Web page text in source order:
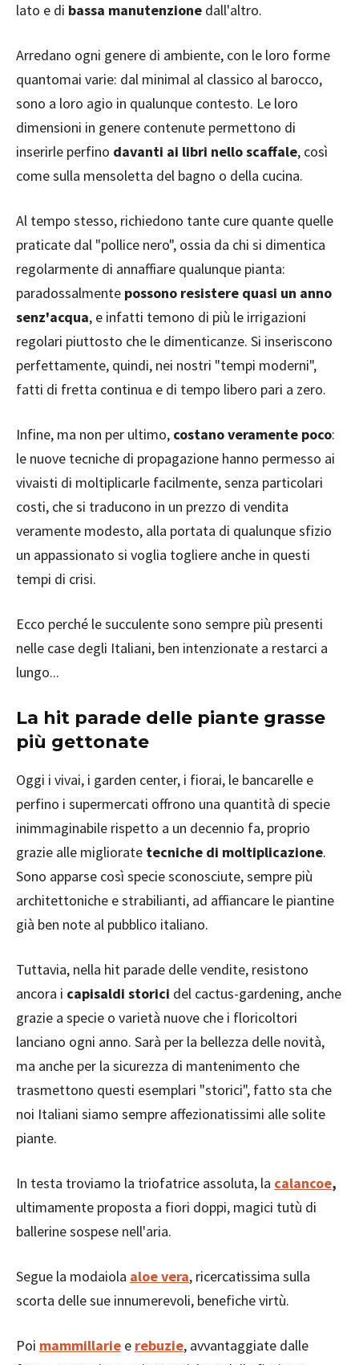
lato e di bassa manutenzione dall'altro.
Arredano ogni genere di ambiente, con le loro forme
quantomai varie: dal minimal al classico al barocco,
sono a loro agio in qualunque contesto. Le loro
dimensioni in genere contenute permettono di
inserirle perfino davanti ai libri nello scaffale, così
come sulla mensoletta del bagno o della cucina.
Al tempo stesso, richiedono tante cure quante quelle
praticate dal "pollice nero", ossia da chi si dimentica
regolarmente di annaffiare qualunque pianta:
paradossalmente possono resistere quasi un anno
senz'acqua, e infatti temono di più le irrigazioni
regolari piuttosto che le dimenticanze. Si inseriscono
perfettamente, quindi, nei nostri "tempi moderni",
fatti di fretta continua e di tempo libero pari a zero.
Infine, ma non per ultimo, costano veramente poco:
le nuove tecniche di propagazione hanno permesso ai
vivaisti di moltiplicarle facilmente, senza particolari
costi, che si traducono in un prezzo di vendita
veramente modesto, alla portata di qualunque sfizio
un appassionato si voglia togliere anche in questi
tempi di crisi.
Ecco perché le succulente sono sempre più presenti
nelle case degli Italiani, ben intenzionate a restarci a
lungo...
La hit parade delle piante grasse
più gettonate
Oggi i vivai, i garden center, i fiorai, le bancarelle e
perfino i supermercati offrono una quantità di specie
inimmaginabile rispetto a un decennio fa, proprio
grazie alle migliorate tecniche di moltiplicazione.
Sono apparse così specie sconosciute, sempre più
architettoniche e strabilianti, ad affiancare le piantine
già ben note al pubblico italiano.
Tuttavia, nella hit parade delle vendite, resistono
ancora i capisaldi storici del cactus-gardening, anche
grazie a specie o varietà nuove che i floricoltori
lanciano ogni anno. Sarà per la bellezza delle novità,
ma anche per la sicurezza di mantenimento che
trasmettono questi esemplari "storici", fatto sta che
noi Italiani siamo sempre affezionatissimi alle solite
piante.
In testa troviamo la triofatrice assoluta, la calancoe,
ultimamente proposta a fiori doppi, magici tutù di
ballerine sospese nell'aria.
Segue la modaiola aloe vera, ricercatissima sulla
scorta delle sue innumerevoli, benefiche virtù.
Poi mammillarie e rebuzie, avvantaggiate dalle